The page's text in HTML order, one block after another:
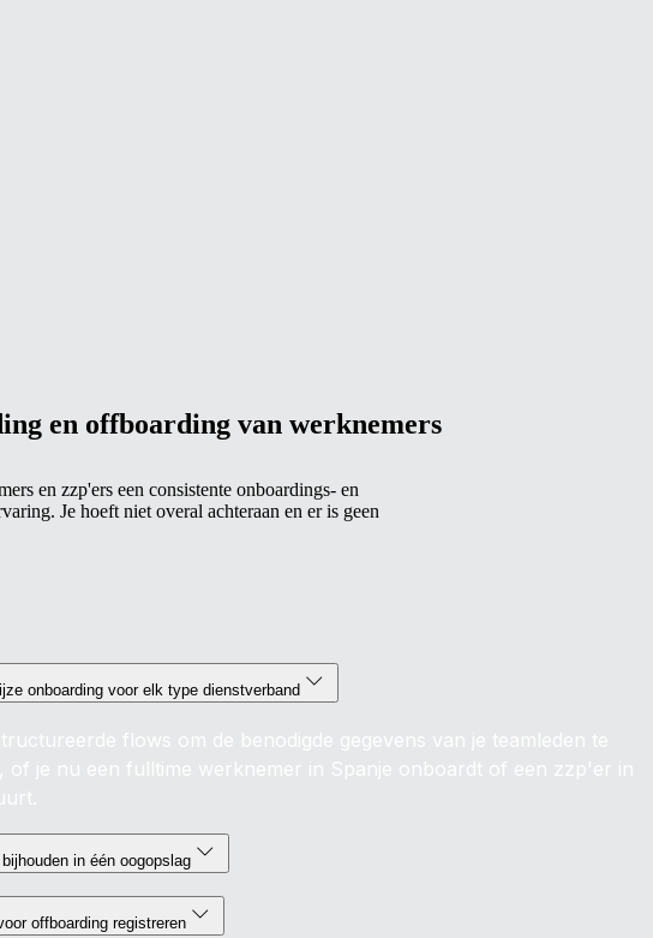
en offboarding van werknemers
en zzp'ers een consistente onboardings- en
Je hoeft niet overal achteraan en er is geen
onboarding voor elk type dienstverband
flows om de benodigde gegevens van je teamleden te
of je nu een fulltime werknemer in Spanje onboardt of een zzp'er in
in één oogopslag
offboarding registreren